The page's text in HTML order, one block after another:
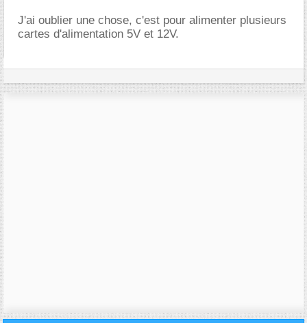
J'ai oublier une chose, c'est pour alimenter plusieurs
cartes d'alimentation 5V et 12V.